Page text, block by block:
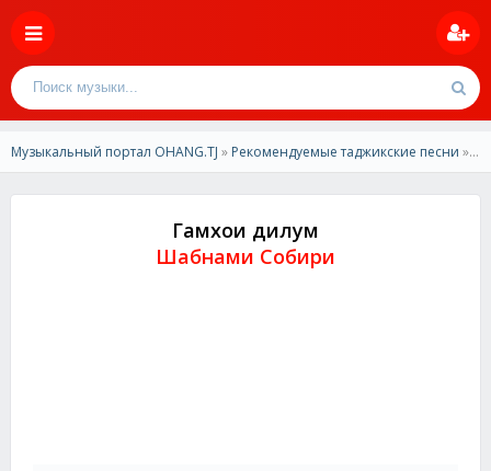
Музыкальный портал OHANG.TJ » Рекомендуемые таджикские песни » Шабнами Собири - Гамхои дилум
Гамхои дилум
Шабнами Собири